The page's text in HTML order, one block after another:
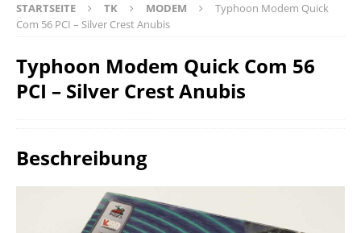
STARTSEITE TK MODEM
Typhoon Modem Quick
Com 56 PCI – Silver Crest Anubis
Typhoon Modem Quick Com 56
PCI – Silver Crest Anubis
Beschreibung